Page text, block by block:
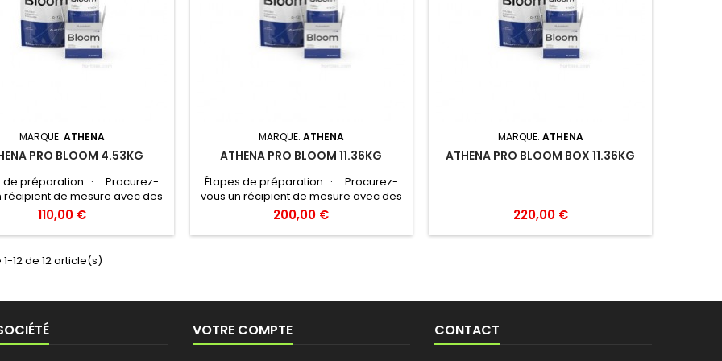
MARQUE:ATHENA
PRO BLOOM 4.53KG
de préparation : · Procurez-
récipient de mesure avec des
précises en gallons. ·
la moitié du réservoir avec
· Verser lentement les
dans l’eau tout en agitant,
mélanger pour solubiliser. ·
atteindre exactement la
110,00 €
MARQUE: ATHENA
ATHENA PRO BLOOM 11.36KG
Étapes de préparation : · Procurez-
vous un récipient de mesure avec des
graduations précises en gallons. ·
Remplissez la moitié du réservoir avec
de l’eau. · Verser lentement les
jusqu’à atteindre exactement la
200,00 €
MARQUE: ATHENA
ATHENA PRO BLOOM BOX 11.36KG
220,00 €
12 de 12 article(s)
VOTRE COMPTE CONTACT